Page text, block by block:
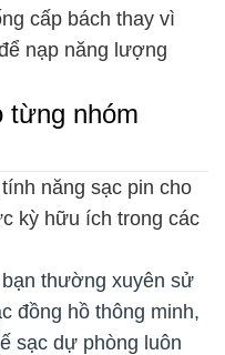
cấp bách thay vì
nạp năng lượng
từng nhóm
ính năng sạc pin cho
kỳ hữu ích trong các
thường xuyên sử
đồng hồ thông minh,
sạc dự phòng luôn